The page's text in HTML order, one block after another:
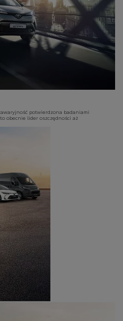
potwierdzona badaniami
obecnie lider oszczędności aż